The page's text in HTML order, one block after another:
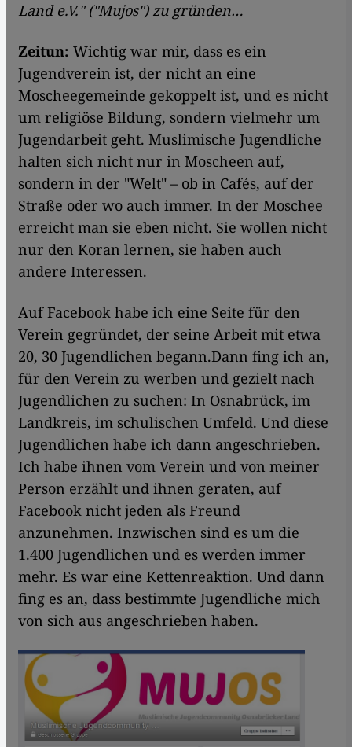
Land e.V." ("Mujos") zu gründen…
Zeitun: Wichtig war mir, dass es ein
Jugendverein ist, der nicht an eine
Moscheegemeinde gekoppelt ist, und es nicht
um religiöse Bildung, sondern vielmehr um
Jugendarbeit geht. Muslimische Jugendliche
halten sich nicht nur in Moscheen auf,
sondern in der "Welt" – ob in Cafés, auf der
Straße oder wo auch immer. In der Moschee
erreicht man sie eben nicht. Sie wollen nicht
nur den Koran lernen, sie haben auch
andere Interessen.
Auf Facebook habe ich eine Seite für den
Verein gegründet, der seine Arbeit mit etwa
20, 30 Jugendlichen begann.Dann fing ich an,
für den Verein zu werben und gezielt nach
Jugendlichen zu suchen: In Osnabrück, im
Landkreis, im schulischen Umfeld. Und diese
Jugendlichen habe ich dann angeschrieben.
Ich habe ihnen vom Verein und von meiner
Person erzählt und ihnen geraten, auf
Facebook nicht jeden als Freund
anzunehmen. Inzwischen sind es um die
1.400 Jugendlichen und es werden immer
mehr. Es war eine Kettenreaktion. Und dann
fing es an, dass bestimmte Jugendliche mich
von sich aus angeschrieben haben.